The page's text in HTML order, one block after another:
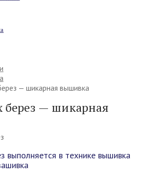
— шикарная вышивка
берез — шикарная
выполняется в технике вышивка